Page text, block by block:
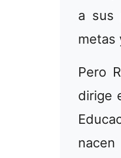
a sus
metas
Pero
dirige